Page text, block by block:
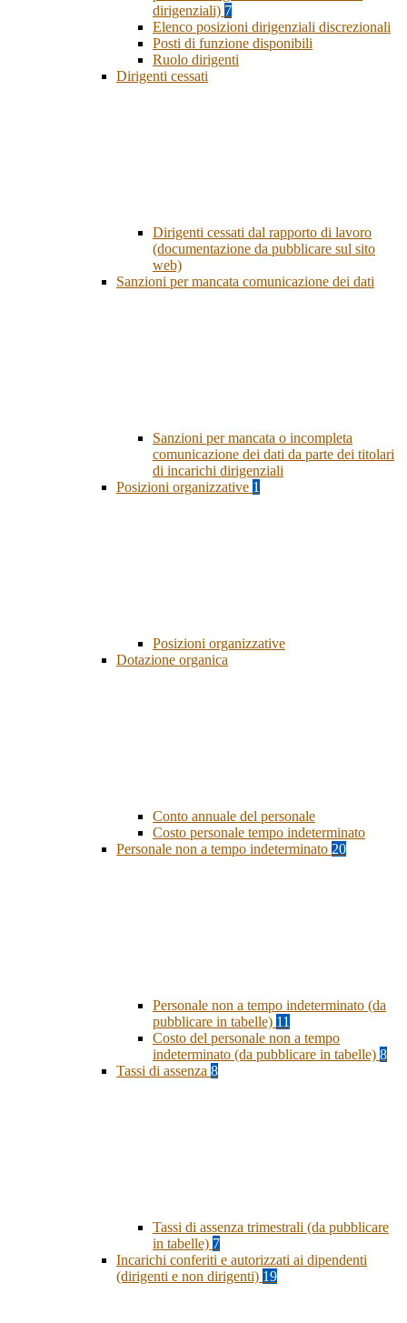
dirigenziali) 7
Elenco posizioni dirigenziali discrezionali
Posti di funzione disponibili
Ruolo dirigenti
Dirigenti cessati
Dirigenti cessati dal rapporto di lavoro
(documentazione da pubblicare sul sito
web)
Sanzioni per mancata comunicazione dei dati
Sanzioni per mancata o incompleta
comunicazione dei dati da parte dei titolari
di incarichi dirigenziali
Posizioni organizzative 1
Posizioni organizzative
Dotazione organica
Conto annuale del personale
Costo personale tempo indeterminato
Personale non a tempo indeterminato 20
Personale non a tempo indeterminato (da
pubblicare in tabelle) 11
Costo del personale non a tempo
indeterminato (da pubblicare in tabelle) 8
Tassi di assenza 8
Tassi di assenza trimestrali (da pubblicare
in tabelle) 7
Incarichi conferiti e autorizzati ai dipendenti
(dirigenti e non dirigenti) 19